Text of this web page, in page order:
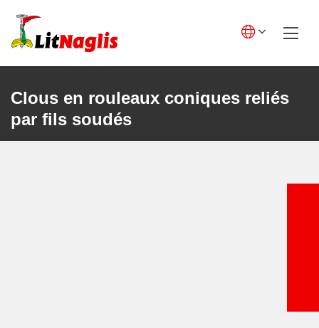
content
Clous en rouleaux coniques reliés
par fils soudés